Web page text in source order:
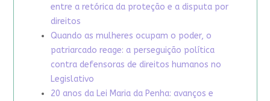
entre a retórica da proteção e a disputa por
direitos
Quando as mulheres ocupam o poder, o
patriarcado reage: a perseguição política
contra defensoras de direitos humanos no
Legislativo
20 anos da Lei Maria da Penha: avanços e